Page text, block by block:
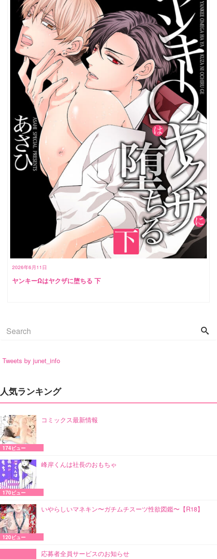
2026年6月11日
ヤンキーΩはヤクザに堕ちる 下
Tweets by junet_info
人気ランキング
コミックス最新情報
174ビュー
峰岸くんは社長のおもちゃ
170ビュー
いやらしいマネキン〜ガチムチスーツ性欲図鑑〜【R18】
120ビュー
応募者全員サービスのお知らせ